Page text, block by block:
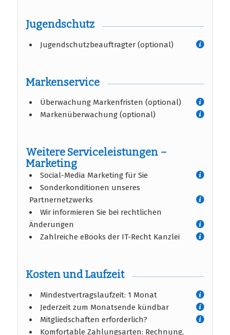
Jugendschutz
Jugendschutzbeauftragter (optional)
Markenservice
Überwachung Markenfristen (optional)
Markenüberwachung (optional)
Weitere Serviceleistungen –
Marketing
Social-Media Marketing für Sie
Sonderkonditionen unseres
Partnernetzwerks
Wir informieren Sie bei rechtlichen
Änderungen
Zahlreiche eBooks der IT-Recht Kanzlei
Kosten und Laufzeit
Mindestvertragslaufzeit: 1 Monat
Jederzeit zum Monatsende kündbar
Mitgliedschaften erforderlich?
Komfortable Zahlungsarten: Rechnung,